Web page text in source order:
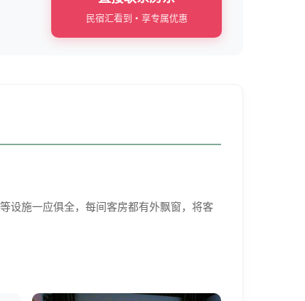
民宿汇看到 • 享专属优惠
设施一应俱全，每间客房都有外飘窗，将客